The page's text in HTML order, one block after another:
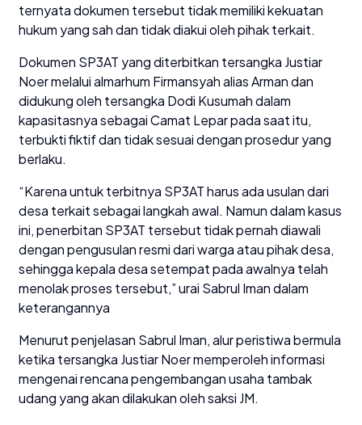
ternyata dokumen tersebut tidak memiliki kekuatan
hukum yang sah dan tidak diakui oleh pihak terkait.
Dokumen SP3AT yang diterbitkan tersangka Justiar
Noer melalui almarhum Firmansyah alias Arman dan
didukung oleh tersangka Dodi Kusumah dalam
kapasitasnya sebagai Camat Lepar pada saat itu,
terbukti fiktif dan tidak sesuai dengan prosedur yang
berlaku.
“Karena untuk terbitnya SP3AT harus ada usulan dari
desa terkait sebagai langkah awal. Namun dalam kasus
ini, penerbitan SP3AT tersebut tidak pernah diawali
dengan pengusulan resmi dari warga atau pihak desa,
sehingga kepala desa setempat pada awalnya telah
menolak proses tersebut,” urai Sabrul Iman dalam
keterangannya
Menurut penjelasan Sabrul Iman, alur peristiwa bermula
ketika tersangka Justiar Noer memperoleh informasi
mengenai rencana pengembangan usaha tambak
udang yang akan dilakukan oleh saksi JM.